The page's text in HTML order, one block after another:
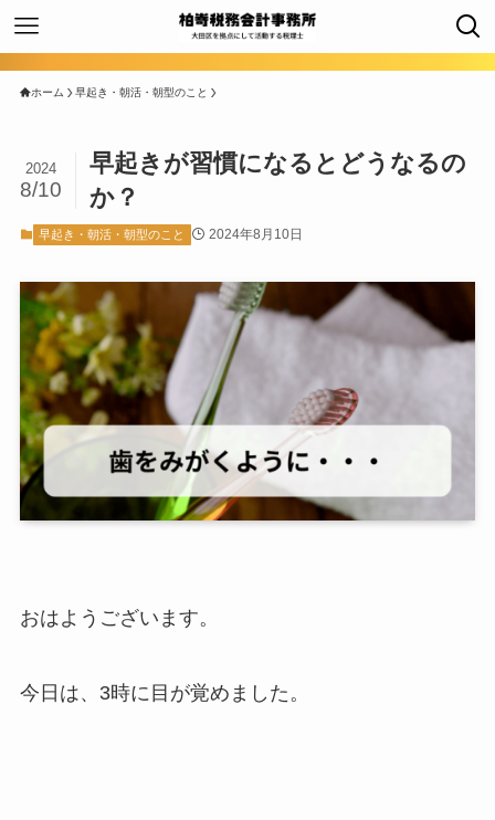
ホーム 早起き・朝活・朝型のこと
早起きが習慣になるとどうなるの
か？
2024
8/10
早起き・朝活・朝型のこと 2024年8月10日
おはようございます。
今日は、3時に目が覚めました。